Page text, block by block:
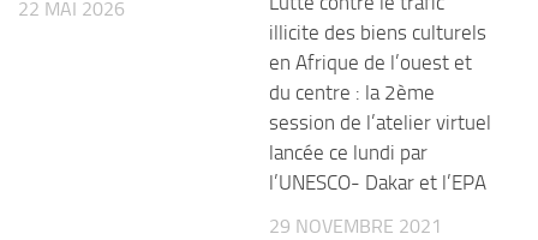
22 MAI 2026
illicite des biens culturels
en Afrique de l’ouest et
du centre : la 2ème
session de l’atelier virtuel
lancée ce lundi par
l’UNESCO- Dakar et l’EPA
29 NOVEMBRE 2021